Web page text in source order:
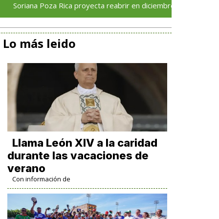
Poza Rica proyecta reabrir en diciembre tras avance del 70 %
Lo más leido
Llama León XIV a la caridad
durante las vacaciones de
verano
Con información de